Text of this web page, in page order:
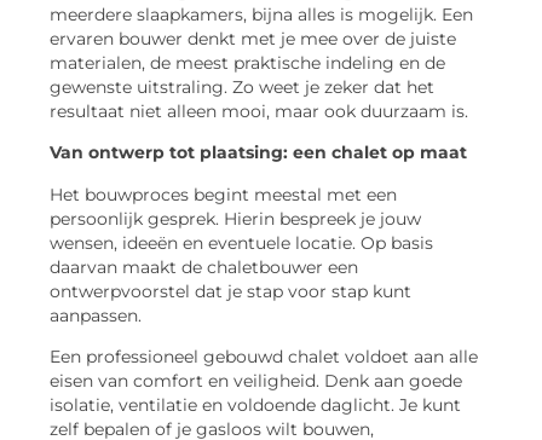
meerdere slaapkamers, bijna alles is mogelijk. Een
ervaren bouwer denkt met je mee over de juiste
materialen, de meest praktische indeling en de
gewenste uitstraling. Zo weet je zeker dat het
resultaat niet alleen mooi, maar ook duurzaam is.
Van ontwerp tot plaatsing: een chalet op maat
Het bouwproces begint meestal met een
persoonlijk gesprek. Hierin bespreek je jouw
wensen, ideeën en eventuele locatie. Op basis
daarvan maakt de chaletbouwer een
ontwerpvoorstel dat je stap voor stap kunt
aanpassen.
Een professioneel gebouwd chalet voldoet aan alle
eisen van comfort en veiligheid. Denk aan goede
isolatie, ventilatie en voldoende daglicht. Je kunt
zelf bepalen of je gasloos wilt bouwen,